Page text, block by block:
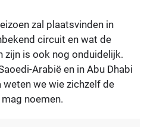
zal plaatsvinden in
circuit en wat de
zijn is ook nog onduidelijk.
Arabië en in Abu Dhabi
we wie zichzelf de
noemen.